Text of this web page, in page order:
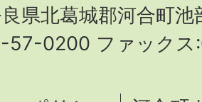
県北葛城郡河合町池
57-0200 ファック